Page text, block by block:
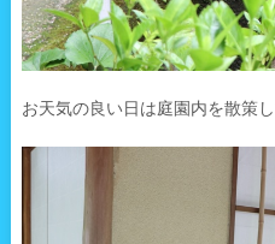
お天気の良い日は庭園内を散策